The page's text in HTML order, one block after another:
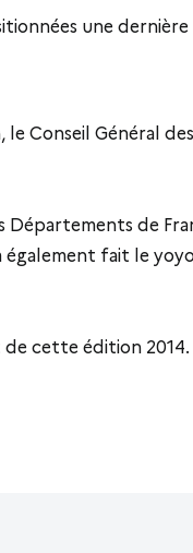
une dernière
Conseil Général des
Départements de
également fait le yoyo
cette édition 2014.